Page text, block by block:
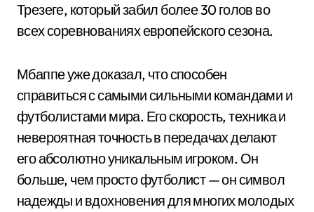
Трезеге, который забил более 30 голов во
всех соревнованиях европейского сезона.
Мбаппе уже доказал, что способен
справиться с самыми сильными командами и
футболистами мира. Его скорость, техника и
невероятная точность в передачах делают
его абсолютно уникальным игроком. Он
больше, чем просто футболист — он символ
надежды и вдохновения для многих молодых